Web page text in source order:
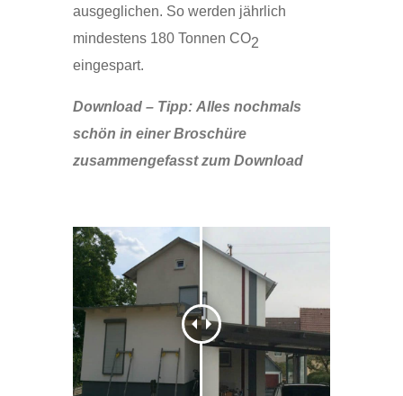
ausgeglichen. So werden jährlich
mindestens 180 Tonnen CO2
eingespart.
Download – Tipp: Alles nochmals
schön in einer Broschüre
zusammengefasst zum Download